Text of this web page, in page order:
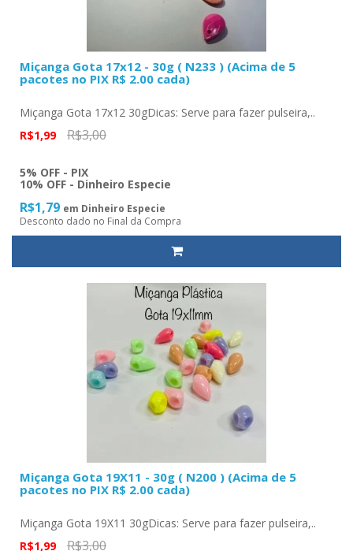
Miçanga Gota 17x12 - 30g ( N233 ) (Acima de 5
pacotes no PIX R$ 2.00 cada)
Miçanga Gota 17x12 30gDicas: Serve para fazer pulseira,..
R$1,99
R$3,00
5% OFF - PIX
10% OFF - Dinheiro Especie
R$1,79 em Dinheiro Especie
Desconto dado no Final da Compra
Miçanga Gota 19X11 - 30g ( N200 ) (Acima de 5
pacotes no PIX R$ 2.00 cada)
Miçanga Gota 19X11 30gDicas: Serve para fazer pulseira,..
R$1,99
R$3,00